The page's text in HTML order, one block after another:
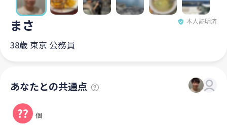
まさ 本人証明済
38歳 東京 公務員
あなたとの共通点
?? 個